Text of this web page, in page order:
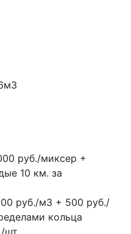
руб./миксер +
10 км. за
руб./м3 + 500 руб./
кольца
шт.